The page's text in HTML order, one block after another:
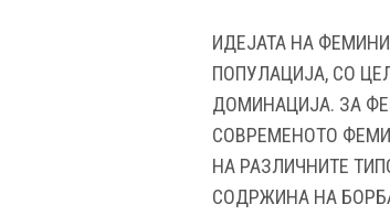
ИДЕЈАТА НА
ПОПУЛАЦИЈА, СО
ДОМИНАЦИЈА. ЗА
СОВРЕМЕНОТО
НА РАЗЛИЧНИТЕ
СОДРЖИНА НА